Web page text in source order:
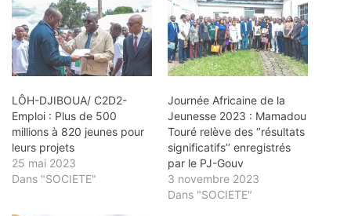
LÔH-DJIBOUA/ C2D2-
Emploi : Plus de 500
millions à 820 jeunes pour
leurs projets
25 mai 2023
Dans "SOCIETE"
Journée Africaine de la
Jeunesse 2023 : Mamadou
Touré relève des ‘’résultats
significatifs’’ enregistrés
par le PJ-Gouv
3 novembre 2023
Dans "SOCIETE"